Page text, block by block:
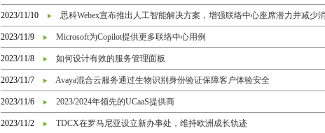
2023/11/10 思科Webex宣布推出人工智能解决方案，增强联络中心座席潜力并减少
2023/11/9 Microsoft为Copilot提供更多联络中心用例
2023/11/8 如何设计有效的服务管理面板
2023/11/7 Avaya混合云服务通过生物识别身份验证保障客户体验安全
2023/11/6 2023/2024年领先的UCaaS提供商
2023/11/2 TDCX在罗马尼亚设立新办事处，维持欧洲成长轨迹